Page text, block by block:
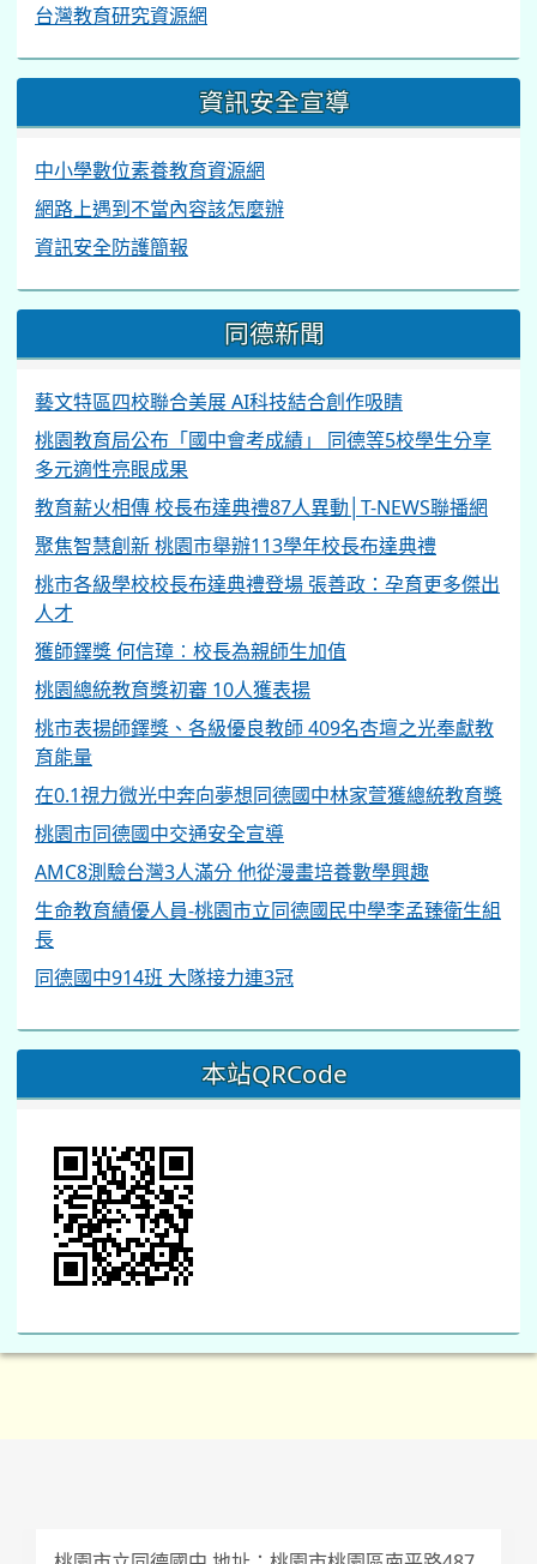
台灣教育研究資源網
資訊安全宣導
中小學數位素養教育資源網
網路上遇到不當內容該怎麼辦
資訊安全防護簡報
同德新聞
藝文特區四校聯合美展 AI科技結合創作吸睛
桃園教育局公布「國中會考成績」 同德等5校學生分享
多元適性亮眼成果
教育薪火相傳 校長布達典禮87人異動│T-NEWS聯播網
聚焦智慧創新 桃園市舉辦113學年校長布達典禮
桃市各級學校校長布達典禮登場 張善政：孕育更多傑出
人才
獲師鐸獎 何信璋︰校長為親師生加值
桃園總統教育獎初審 10人獲表揚
桃市表揚師鐸獎、各級優良教師 409名杏壇之光奉獻教
育能量
在0.1視力微光中奔向夢想同德國中林家萱獲總統教育獎
桃園市同德國中交通安全宣導
AMC8測驗台灣3人滿分 他從漫畫培養數學興趣
生命教育績優人員-桃園市立同德國民中學李孟臻衛生組
長
同德國中914班 大隊接力連3冠
本站QRCode